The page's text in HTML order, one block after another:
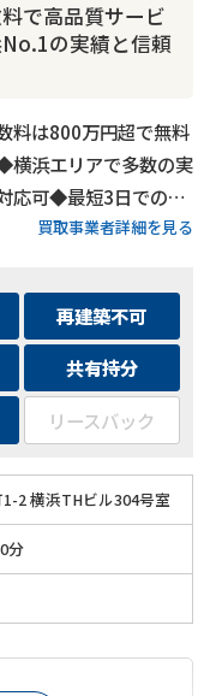
で高品質サービ
の実績と信頼
料は800万円超で無料
浜エリアで多数の実
応可◆最短3日での売
底サポート
買取事業者詳細を見る
再建築不可
共有持分
リースバック
2 横浜THビル304号室
分